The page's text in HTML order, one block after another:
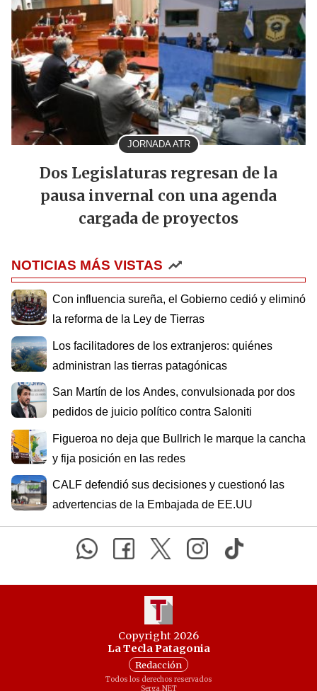
JORNADA ATR
Dos Legislaturas regresan de la
pausa invernal con una agenda
cargada de proyectos
NOTICIAS MÁS VISTAS
Con influencia sureña, el Gobierno cedió y eliminó
la reforma de la Ley de Tierras
Los facilitadores de los extranjeros: quiénes
administran las tierras patagónicas
San Martín de los Andes, convulsionada por dos
pedidos de juicio político contra Saloniti
Figueroa no deja que Bullrich le marque la cancha
y fija posición en las redes
CALF defendió sus decisiones y cuestionó las
advertencias de la Embajada de EE.UU
Copyright 2026
La Tecla Patagonia
Redacción
Todos los derechos reservados
Serga.NET